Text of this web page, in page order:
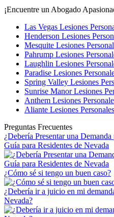
¡Encuentre un Abogado
Las Vegas Lesiones
Henderson Lesiones
Mesquite Lesiones
Pahrump Lesiones
Laughlin Lesiones
Paradise Lesiones
Spring Valley Lesiones
Sunrise Manor Lesiones
Anthem Lesiones
Aliante Lesiones
Preguntas Frecuentes
¿Debería Presentar una
Guía para Residentes de Nevada
¿Cómo sé si tengo un buen caso?
¿Debería ir a juicio en mi
Nevada?